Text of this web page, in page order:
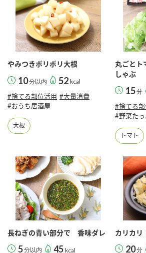
やみつきポリポリ大根
10分以内 52 kcal
#捨てる部位活用 #大量消費
#おうち居酒屋
大根
丸ごとト
しゃぶ
15分
#捨てる
#野菜たっ
トマト
長ねぎの青い部分で 香味ダレ
5分以内 45 kcal
カリカリ
20分